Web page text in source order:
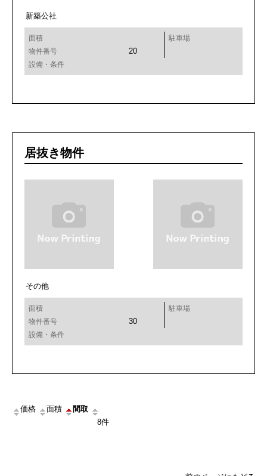
新築公社
面積
駐車場
物件番号
20
設備・条件
居抜き物件
その他
面積
駐車場
物件番号
30
設備・条件
価格 面積 間取
8件